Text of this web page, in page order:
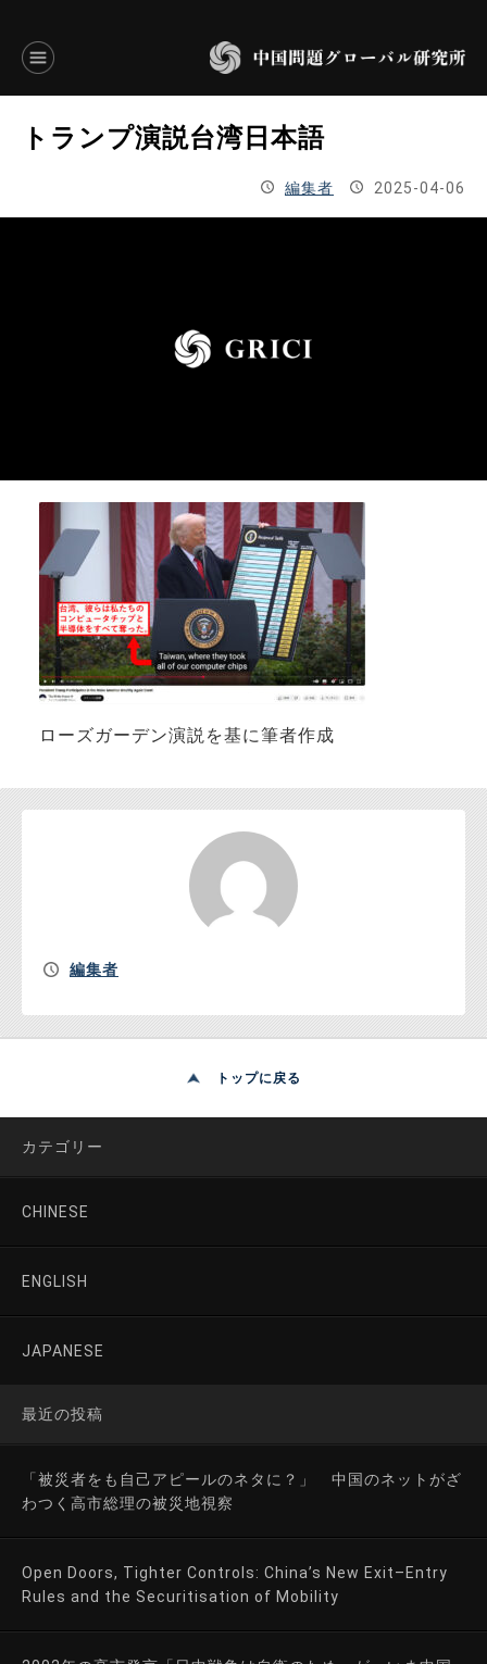
言語別アーカイブ
JAPANESE
お問い合わせ
トランプ演説台湾日本語
編集者 2025-04-06
ローズガーデン演説を基に筆者作成
編集者
トップに戻る
カテゴリー
CHINESE
ENGLISH
JAPANESE
最近の投稿
「被災者をも自己アピールのネタに？」 中国のネットがざ
わつく高市総理の被災地視察
Open Doors, Tighter Controls: China’s New Exit–Entry
Rules and the Securitisation of Mobility